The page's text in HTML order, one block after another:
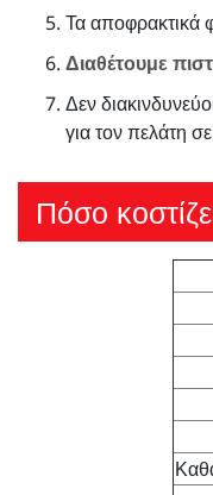
Τα αποφρακτικά
Διαθέτουμε
Δεν
για τον πελάτη
Πόσο